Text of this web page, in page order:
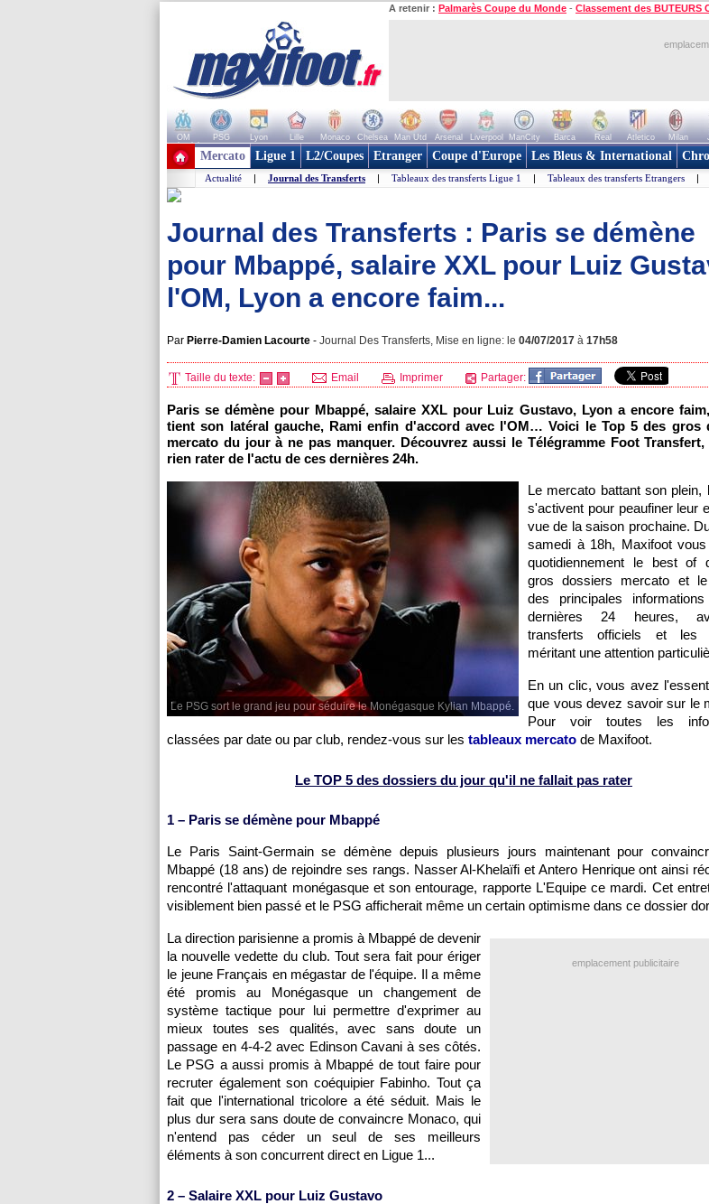
A retenir : Palmarès Coupe du Monde - Classement des BUTEURS
OM PSG Lyon Lille Monaco Chelsea Man Utd Arsenal Liverpool ManCity Barca Real Atletico Milan
+ de clubs
Mercato Ligue 1 L2/Coupes Etranger Coupe d'Europe Les Bleus & International
Actualité | Journal des Transferts | Tableaux des transferts Ligue 1 | Tableaux des transferts Etrangers |
Journal des Transferts : Paris se démène
pour Mbappé, salaire XXL pour Luiz
l'OM, Lyon a encore faim...
Par Pierre-Damien Lacourte - Journal Des Transferts, Mise en ligne: le 04/07/2017 à 17h58
Taille du texte: Email Imprimer Partager:
Paris se démène pour Mbappé, salaire XXL pour Luiz Gustavo, Lyon a encore
tient son latéral gauche, Rami enfin d'accord avec l'OM… Voici le Top 5 des gros
mercato du jour à ne pas manquer. Découvrez aussi le Télégramme Foot
rien rater de l'actu de ces dernières 24h.
Le PSG sort le grand jeu pour séduire le Monégasque Kylian Mbappé.
Le mercato battant son plein,
s'activent pour peaufiner leur
vue de la saison prochaine.
samedi à 18h, Maxifoot
quotidiennement le best of
gros dossiers mercato et
des principales
dernières 24 heures,
transferts officiels et les
méritant une attention
En un clic, vous avez
que vous devez savoir sur le
Pour voir toutes les
classées par date ou par club, rendez-vous sur les tableaux mercato de Maxifoot.
Le TOP 5 des dossiers du jour qu'il ne fallait pas rater
1 – Paris se démène pour Mbappé
Le Paris Saint-Germain se démène depuis plusieurs jours maintenant pour
Mbappé (18 ans) de rejoindre ses rangs. Nasser Al-Khelaïfi et Antero Henrique ont ainsi
rencontré l'attaquant monégasque et son entourage, rapporte L'Equipe ce mardi. Cet
visiblement bien passé et le PSG afficherait même un certain optimisme dans ce dossier
emplacement publicitaire
La direction parisienne a promis à Mbappé de devenir
la nouvelle vedette du club. Tout sera fait pour ériger
le jeune Français en mégastar de l'équipe. Il a même
été promis au Monégasque un changement de
système tactique pour lui permettre d'exprimer au
mieux toutes ses qualités, avec sans doute un
passage en 4-4-2 avec Edinson Cavani à ses côtés.
Le PSG a aussi promis à Mbappé de tout faire pour
recruter également son coéquipier Fabinho. Tout ça
fait que l'international tricolore a été séduit. Mais le
plus dur sera sans doute de convaincre Monaco, qui
n'entend pas céder un seul de ses meilleurs
éléments à son concurrent direct en Ligue 1...
2 – Salaire XXL pour Luiz Gustavo